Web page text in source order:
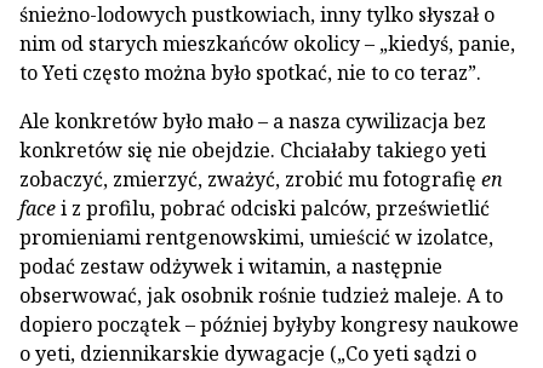
śnieżno-lodowych pustkowiach, inny tylko słyszał o
nim od starych mieszkańców okolicy – „kiedyś, panie,
to Yeti często można było spotkać, nie to co teraz”.
Ale konkretów było mało – a nasza cywilizacja bez
konkretów się nie obejdzie. Chciałaby takiego yeti
zobaczyć, zmierzyć, zważyć, zrobić mu fotografię en
facei z profilu, pobrać odciski palców, prześwietlić
promieniami rentgenowskimi, umieścić w izolatce,
podać zestaw odżywek i witamin, a następnie
obserwować, jak osobnik rośnie tudzież maleje. A to
dopiero początek – później byłyby kongresy naukowe
o yeti, dziennikarskie dywagacje („Co yeti sądzi o